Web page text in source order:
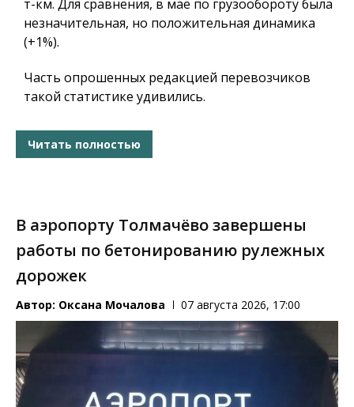
т-км. Для сравнения, в мае по грузообороту была
незначительная, но положительная динамика
(+1%).
Часть опрошенных редакцией перевозчиков
такой статистике удивились.
Читать полностью
В аэропорту Толмачёво завершены
работы по бетонированию рулежных
дорожек
Автор: Оксана Мочалова 07 августа 2026, 17:00